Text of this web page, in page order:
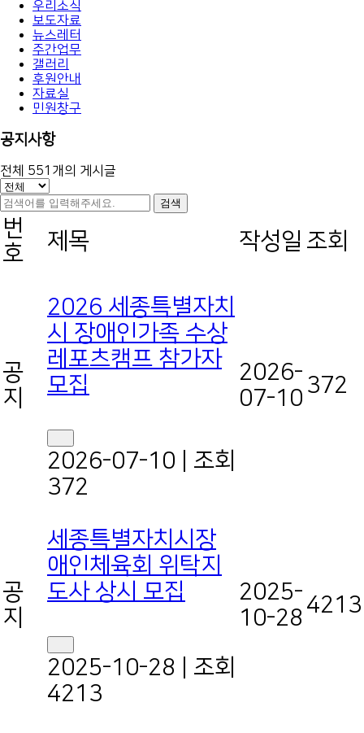
우리소식
보도자료
뉴스레터
주간업무
갤러리
후원안내
자료실
민원창구
공지사항
전체 551 개의 게시글
검색
번
호
제목 작성일 조회
공
지
2026 세종특별자치
시 장애인가족 수상
레포츠캠프 참가자
모집
2026-07-10
조회
372
2026-
07-10
372
공
지
세종특별자치시장
애인체육회 위탁지
도사 상시 모집
2025-10-28
조회
4213
2025-
10-28
4213